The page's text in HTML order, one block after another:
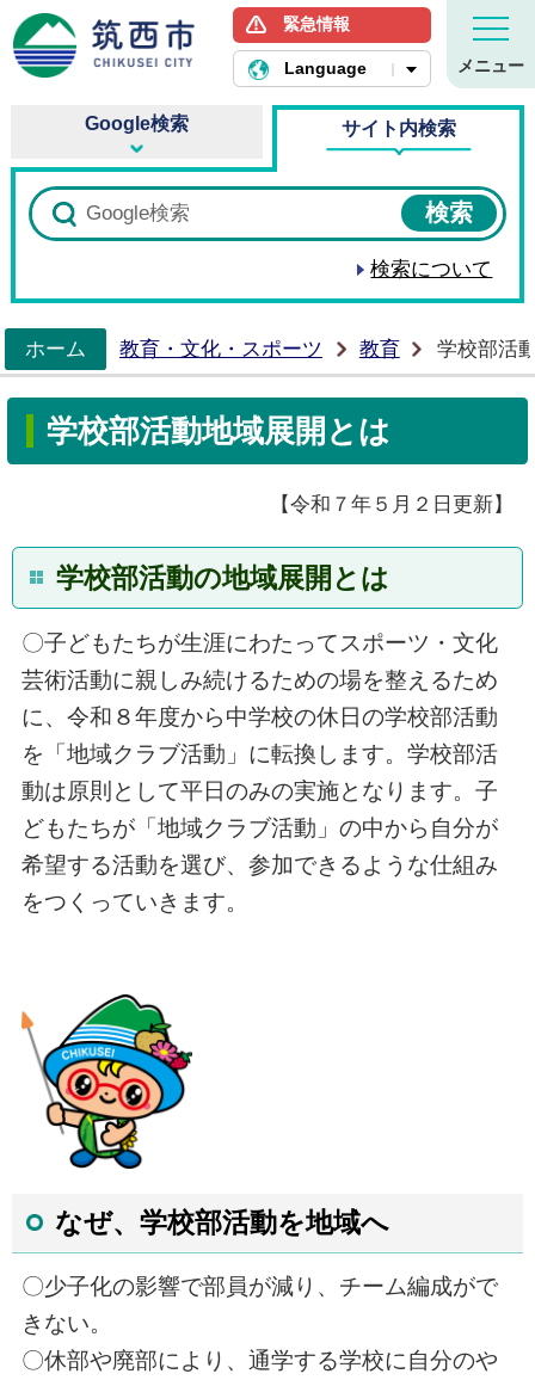
筑西市ホームページ
緊急情報
Language メニュー
Google検索 サイト内検索
検索について
ホーム
教育・文化・スポーツ 教育 学校部活
学校部活動地域展開とは
【令和７年５月２日更新】
学校部活動の地域展開とは
〇子どもたちが生涯にわたってスポーツ・文化
芸術活動に親しみ続けるための場を整えるため
に、令和８年度から中学校の休日の学校部活動
を「地域クラブ活動」に転換します。学校部活
動は原則として平日のみの実施となります。子
どもたちが「地域クラブ活動」の中から自分が
希望する活動を選び、参加できるような仕組み
をつくっていきます。
なぜ、学校部活動を地域へ
〇少子化の影響で部員が減り、チーム編成がで
きない。
〇休部や廃部により、通学する学校に自分のや